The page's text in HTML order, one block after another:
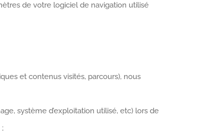
de votre logiciel de navigation utilisé
et contenus visités, parcours), nous
système d’exploitation utilisé, etc) lors de